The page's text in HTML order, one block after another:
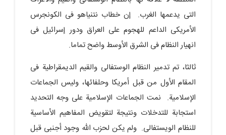
التی یدعمها الغرب. إن خطاب نتنیاهو فی الکونجرس
الأمریکی الداعم للهجوم على العراق ودور إسرائیل فی
انهیار النظام فی الشرق الأوسط واضح تماما.
ثالثا، تم تدمیر النظام الوستفالی والقیم الدیمقراطیة فی
المقام الأول من قبل أمریکا وحلفائها، ولیس الجماعات
الإسلامیة. نمت الجماعات الإسلامیة على وجه التحدید
استجابة للتدخلات ونتیجة لتقویض المفاهیم الأساسیة
للنظام الویستفالی. ولم یکن لحزب الله وجود أجنبی قبل